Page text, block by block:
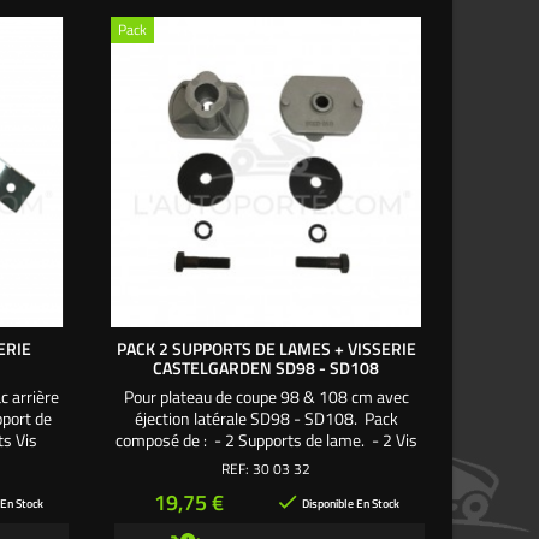
arrière
de
Vis
Stock
Pack
PACK 2 SUPPORTS DE LAMES + VISSERIE
CASTELGARDEN SD98 - SD108
Pour plateau de coupe 98 & 108 cm avec
éjection latérale SD98 - SD108. Pack
composé de : - 2 Supports de lame. - 2 Vis
de lame 38 mm pas à droite. - 2 Rondelles
larges. - 2 Rondelles frein. Une création
exclusive L'autoporté.com ®
REF: 30 03 32
Prix
19,75 €  Disponible En Stock